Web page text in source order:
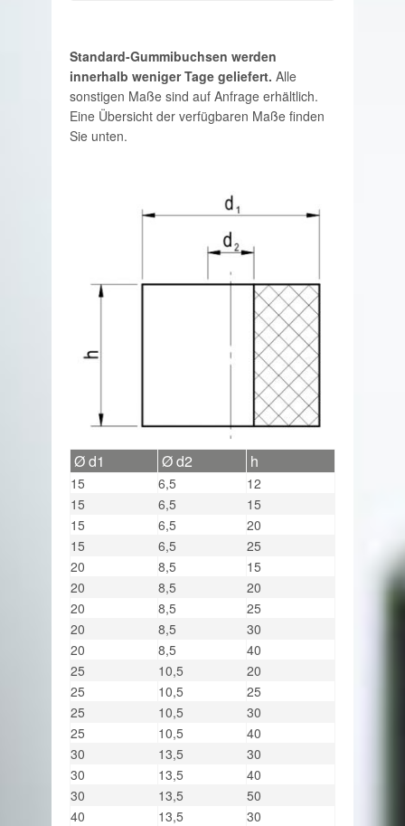
Standard-Gummibuchsen werden
innerhalb weniger Tage geliefert. Alle
sonstigen Maße sind auf Anfrage erhältlich.
Eine Übersicht der verfügbaren Maße finden
Sie unten.
Ø d1 Ø d2 h
15 6,5
12
15
6,5
15
15
6,5
20
15
6,5
25
20
8,5
15
20
8,5
20
20
8,5
25
20
8,5
30
20
8,5
40
25
10,5
20
25
10,5
25
25
10,5
30
25
10,5
40
30
13,5
30
30
13,5
40
30
13,5
50
40
13,5
30